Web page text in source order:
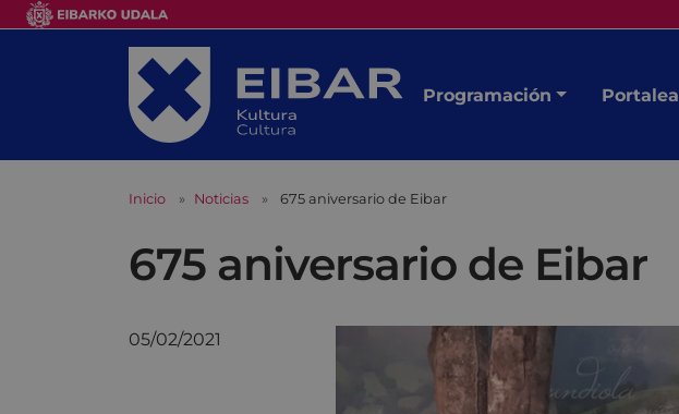
Programación Portalea
Inicio Noticias 675 aniversario de Eibar
675 aniversario de Eibar
05/02/2021